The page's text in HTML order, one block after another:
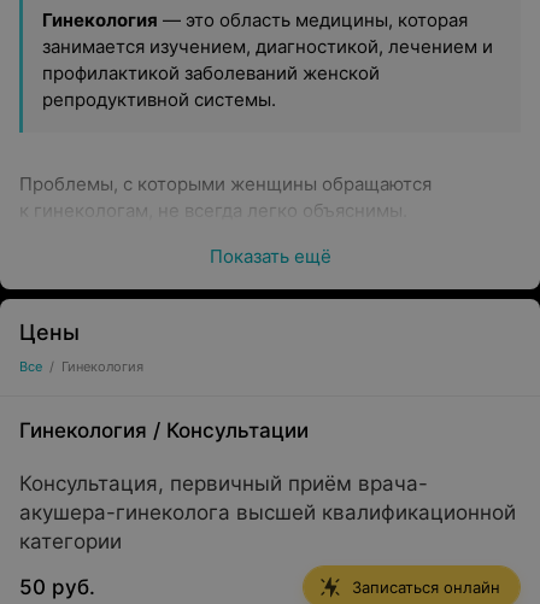
Гинекология — это область медицины, которая
занимается изучением, диагностикой, лечением и
профилактикой заболеваний женской
репродуктивной системы.
Проблемы, с которыми женщины обращаются
к гинекологам, не всегда легко объяснимы.
в медицинском кабинете «Доктор Сэфью»
обеспечивается благодаря опыту врачей
и инструментальной диагностики.
Особенности гинекологии
Наиболее распространенные проблемы, с которыми
могут обращаться пациентки:
Показать ещё
Цены
Все / Гинекология
Гинекология / Консультации
Консультация, первичный приём врача-
акушера-гинеколога высшей квалификационной
категории
50 руб.
Записаться онлайн